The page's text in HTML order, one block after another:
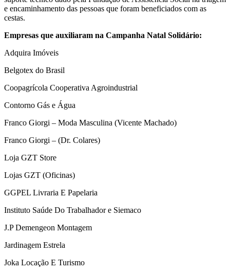
e encaminhamento das pessoas que foram beneficiados com as
cestas.
Empresas que auxiliaram na Campanha Natal Solidário:
Adquira Imóveis
Belgotex do Brasil
Coopagrícola Cooperativa Agroindustrial
Contorno Gás e Água
Franco Giorgi – Moda Masculina (Vicente Machado)
Franco Giorgi – (Dr. Colares)
Loja GZT Store
Lojas GZT (Oficinas)
GGPEL Livraria E Papelaria
Instituto Saúde Do Trabalhador e Siemaco
J.P Demengeon Montagem
Jardinagem Estrela
Joka Locação E Turismo